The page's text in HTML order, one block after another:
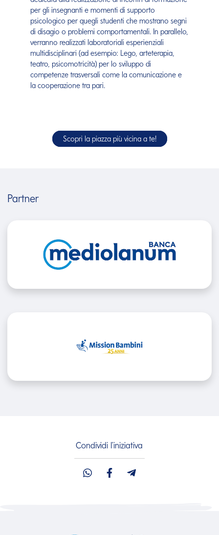
per gli insegnanti e momenti di supporto
psicologico per quegli studenti che mostrano segni
di disagio o problemi comportamentali. In parallelo,
verranno realizzati laboratoriali esperienziali
multidisciplinari (ad esempio: Lego, arteterapia,
teatro, psicomotricità) per lo sviluppo di
competenze trasversali come la comunicazione e
la cooperazione tra pari.
Scopri la piazza più vicina a te!
Partner
Condividi l'iniziativa